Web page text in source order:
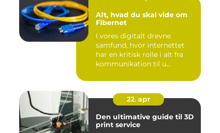
Alt, hvad du skal vide om
Fibernet
I vores digitalt drevne
samfund, hvor internettet
har en kritisk rolle i alt fra
kommunikation til u...
22. apr
Den ultimative guide til 3D
print service